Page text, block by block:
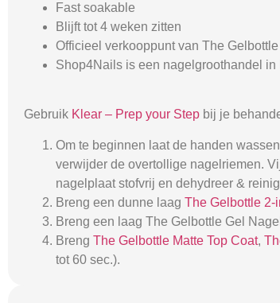
Fast soakable
Blijft tot 4 weken zitten
Officieel verkooppunt van The Gelbottle
Shop4Nails is een nagelgroothandel
Gebruik Klear – Prep your Step bij je
Om te beginnen laat de handen
verwijder de overtollige nagelriemen.
nagelplaat stofvrij en dehydreer &
Breng een dunne laag The Gelbottle 2-
Breng een laag The Gelbottle Gel
Breng The Gelbottle Matte Top Coat,
tot 60 sec.).